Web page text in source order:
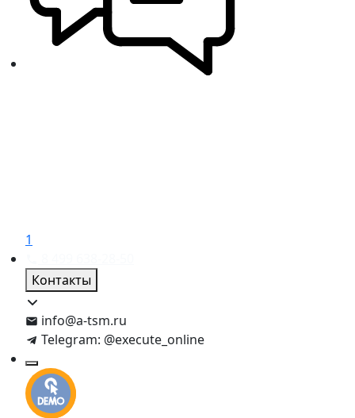
1
Контакты
info@a-tsm.ru
Telegram: @execute_online